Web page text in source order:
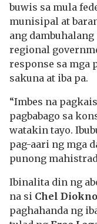
buwis sa mula
munisipal at
ang
regional
response sa mga
sakuna at iba pa.
“Imbes na
pagbabago sa
watakin tayo.
pag-aari ng mga
punong
Ibinalita din ng
na si Chel Diokno
paghahanda ng